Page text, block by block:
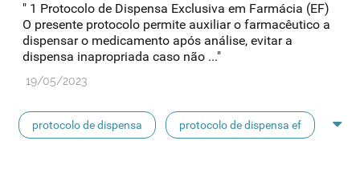
" 1 Protocolo de Dispensa Exclusiva em Farmácia (EF)
O presente protocolo permite auxiliar o farmacêutico a
dispensar o medicamento após análise, evitar a
dispensa inapropriada caso não ..."
19/05/2023
protocolo de dispensa protocolo de dispensa ef